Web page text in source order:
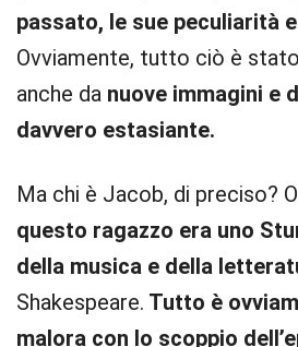
passato, le sue peculiarità
Ovviamente, tutto ciò è
anche da nuove immagini e
davvero estasiante.
Ma chi è Jacob, di preciso?
questo ragazzo era uno
della musica e della
Shakespeare. Tutto è
malora con lo scoppio